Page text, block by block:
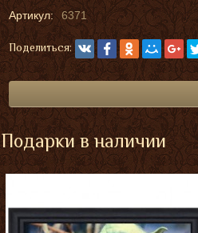
Артикул: 6371
Поделиться:
Подарки в наличии